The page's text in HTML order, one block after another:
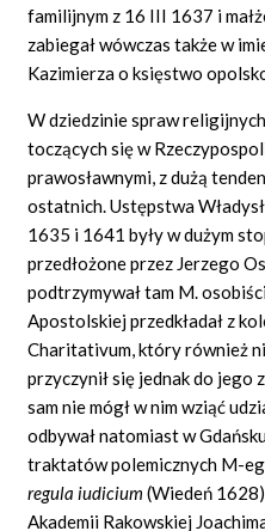
familijnym z 16 III 1637 i
zabiegał wówczas także w
Kazimierza o księstwo
W dziedzinie spraw
toczących się w
prawosławnymi, z dużą
ostatnich. Ustępstwa
1635 i 1641 były w dużym
przedłożone przez Jerzego
podtrzymywał tam M.
Apostolskiej przedkładał z
Charitativum,który również
przyczynił się jednak do
sam nie mógł w nim wziąć
odbywał natomiast w
traktatów polemicznych M-
regula iudicium(Wiedeń
Akademii Rakowskiej